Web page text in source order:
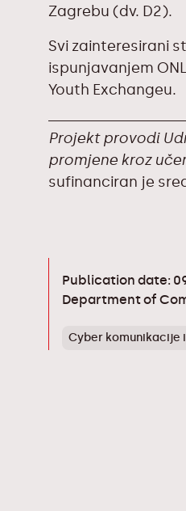
Zagrebu (dv. D2).
Svi zainteresirani
ispunjavanjem
Youth Exchangeu.
Projekt provodi
promjene kroz
sufinanciran je
Publication date:
Department of
Cyber komunikacije